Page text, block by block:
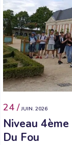
24 / JUIN. 2026
Niveau
Du Fou